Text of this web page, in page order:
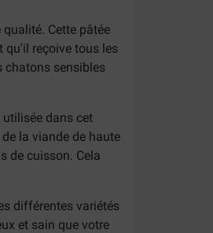
Cette pâtée
qu'il reçoive tous les
chatons sensibles
dans cet
la viande de haute
de cuisson. Cela
différentes variétés
et sain que votre